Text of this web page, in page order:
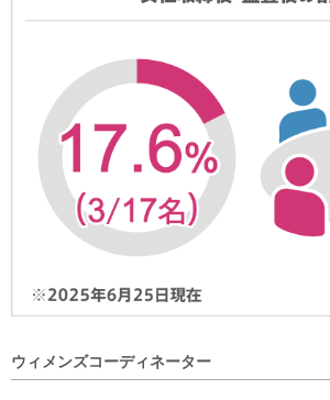
ウィメンズコーディネーター